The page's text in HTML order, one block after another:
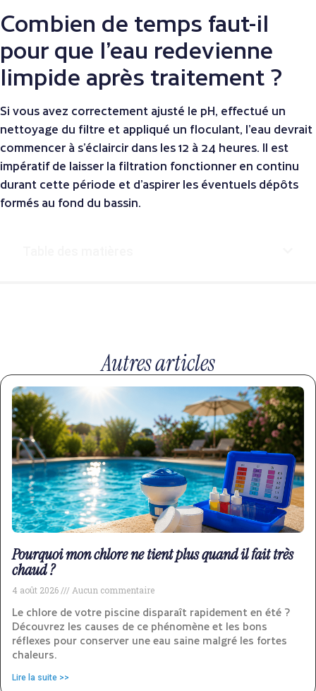
Combien de temps faut-il
pour que l’eau redevienne
limpide après traitement ?
Si vous avez correctement ajusté le pH, effectué un
nettoyage du filtre et appliqué un floculant, l’eau devrait
commencer à s’éclaircir dans les 12 à 24 heures. Il est
impératif de laisser la filtration fonctionner en continu
durant cette période et d’aspirer les éventuels dépôts
formés au fond du bassin.
Autres articles
Pourquoi mon chlore ne tient plus quand il fait très
chaud ?
4 août 2026 Aucun commentaire
Le chlore de votre piscine disparaît rapidement en été ?
Découvrez les causes de ce phénomène et les bons
réflexes pour conserver une eau saine malgré les fortes
chaleurs.
Lire la suite >>